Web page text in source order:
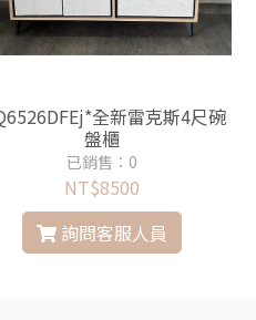
全新雷克斯4尺碗
盤櫃
已銷售：0
NT$8500
詢問客服人員